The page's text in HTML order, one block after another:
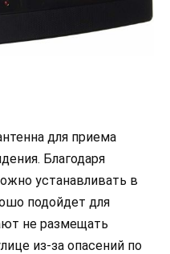
для приема
Благодаря
устанавливать в
подойдет для
не размещать
из-за опасений по